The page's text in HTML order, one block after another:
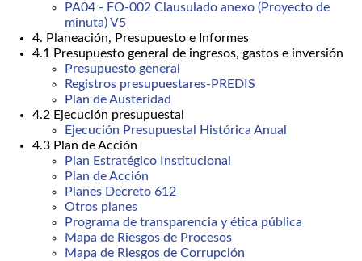
PA04 - FO-002 Clausulado anexo (Proyecto de
minuta) V5
4. Planeación, Presupuesto e Informes
4.1 Presupuesto general de ingresos, gastos e inversión
Presupuesto general
Registros presupuestares-PREDIS
Plan de Austeridad
4.2 Ejecución presupuestal
Ejecución Presupuestal Histórica Anual
4.3 Plan de Acción
Plan Estratégico Institucional
Plan de Acción
Planes Decreto 612
Otros planes
Programa de transparencia y ética pública
Mapa de Riesgos de Procesos
Mapa de Riesgos de Corrupción